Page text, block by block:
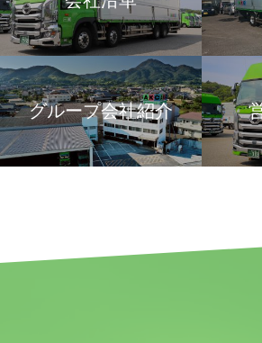
グループ会社紹介